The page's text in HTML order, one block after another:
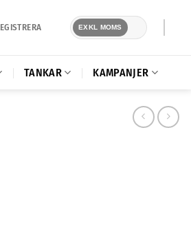
EXKL MOMS
TANKAR KAMPANJER